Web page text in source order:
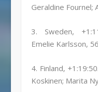
Geraldine Fournel;
3. Sweden,
Emelie Karlsson,
4. Finland,
Koskinen; Marita